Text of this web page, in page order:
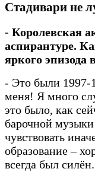
Стадивари не
- Королевская
аспирантуре.
яркого эпизода
- Это были 1997-
меня! Я много
это было, как
барочной
чувствовать
образование –
всегда был